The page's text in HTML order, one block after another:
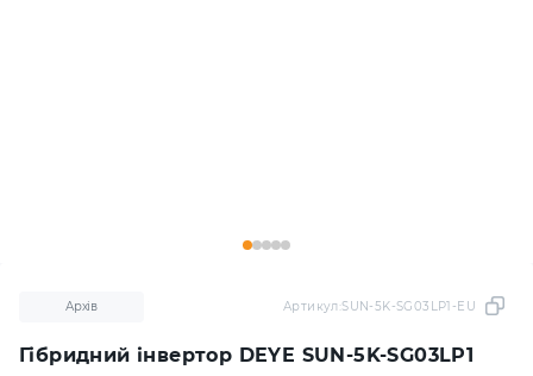
Гібридний інвертор DEYE SUN-5K-SG03LP1
Архів Артикул:SUN-5K-SG03LP1-EU